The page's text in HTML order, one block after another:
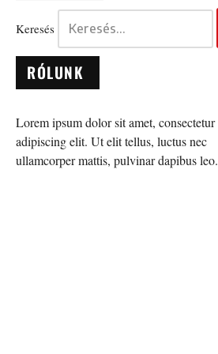
Keresés
RÓLUNK
Lorem ipsum dolor sit amet, consectetur
adipiscing elit. Ut elit tellus, luctus nec
ullamcorper mattis, pulvinar dapibus leo.